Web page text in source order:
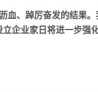
血、踔厉奋发的结果
企业家日将进一步强